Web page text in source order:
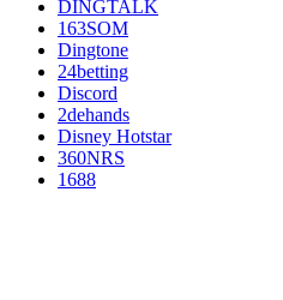
DINGTALK
163SOM
Dingtone
24betting
Discord
2dehands
Disney Hotstar
360NRS
1688